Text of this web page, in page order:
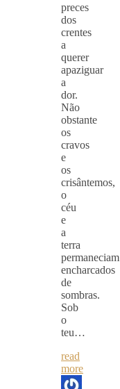
preces
dos
crentes
a
querer
apaziguar
a
dor.
Não
obstante
os
cravos
e
os
crisântemos,
o
céu
e
a
terra
permaneciam
encharcados
de
sombras.
Sob
o
teu…
read
more